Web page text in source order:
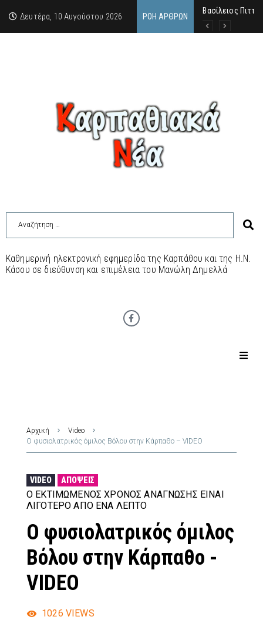
Δευτέρα, 10 Αυγούστου 2026 ΡΟΉ ΆΡΘΡΩΝ
Βασίλειος
Σαν σήμερα,
Μανόλης Μελάς:
Καθημερινή ηλεκτρονική εφημερίδα της Καρπάθου και της Η.Ν.
Κάσου σε διεύθυνση και επιμέλεια του Μανώλη Δημελλά
Αρχική
Video
Ο φυσιολατρικός όμιλος Βόλου στην Κάρπαθο – VIDEO
VIDEO ΑΠΌΨΕΙΣ
Ο ΕΚΤΙΜΏΜΕΝΟΣ ΧΡΌΝΟΣ ΑΝΆΓΝΩΣΗΣ ΕΊΝΑΙ
ΛΙΓΌΤΕΡΟ ΑΠΌ ΈΝΑ ΛΕΠΤΌ
Ο φυσιολατρικός όμιλος
Βόλου στην Κάρπαθο -
VIDEO
1026 VIEWS